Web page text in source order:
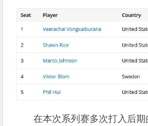
在本次系列赛多次打入后